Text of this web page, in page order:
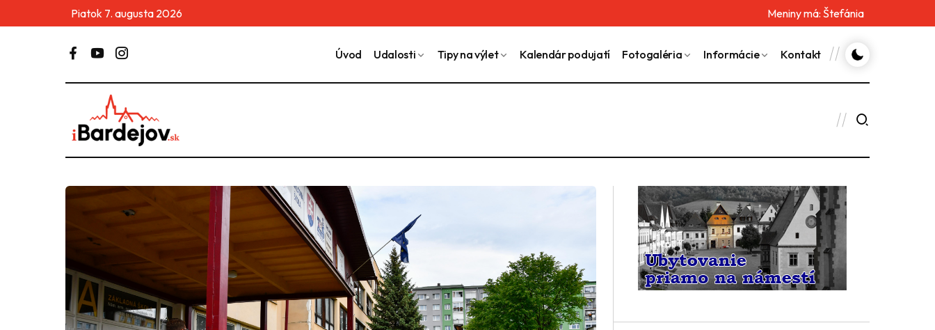
Piatok 7. augusta 2026 Meniny má: Štefánia
Úvod Udalosti Tipy na výlet Kalendár podujatí Fotogaléria Informácie Kontakt